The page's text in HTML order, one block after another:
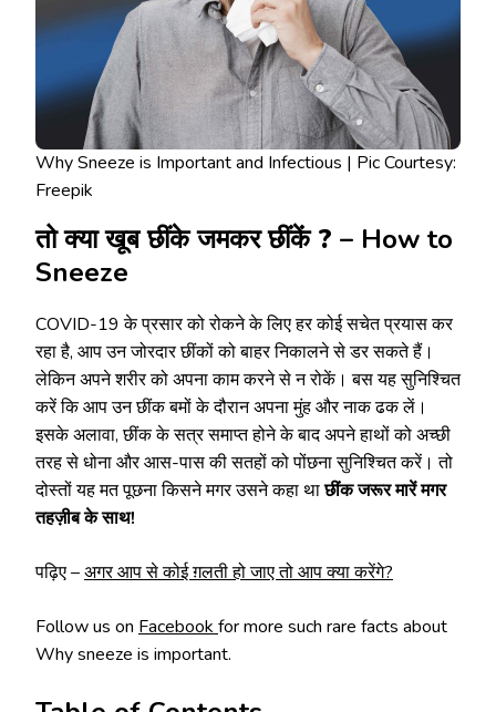
Why Sneeze is Important and Infectious | Pic Courtesy:
Freepik
तो क्या खूब छींके जमकर छींकें ? – How to
Sneeze
COVID-19 के प्रसार को रोकने के लिए हर कोई सचेत प्रयास कर
रहा है, आप उन जोरदार छींकों को बाहर निकालने से डर सकते हैं।
लेकिन अपने शरीर को अपना काम करने से न रोकें। बस यह सुनिश्चित
करें कि आप उन छींक बमों के दौरान अपना मुंह और नाक ढक लें।
इसके अलावा, छींक के सत्र समाप्त होने के बाद अपने हाथों को अच्छी
तरह से धोना और आस-पास की सतहों को पोंछना सुनिश्चित करें। तो
दोस्तों यह मत पूछना किसने मगर उसने कहा थाछींक जरूर मारें मगर
तहज़ीब के साथ!
पढ़िए –अगर आप से कोई ग़लती हो जाए तो आप क्या करेंगे?
Follow us on Facebook for more such rare facts about
Why sneeze is important.